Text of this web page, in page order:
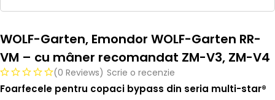
WOLF-Garten, Emondor WOLF-Garten RR-
VM – cu mâner recomandat ZM-V3, ZM-V4
(0 Reviews) Scrie o recenzie
Foarfecele pentru copaci bypass din seria multi-star®